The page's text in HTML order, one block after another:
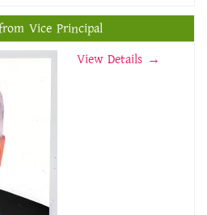
Vice Principal
View Details →